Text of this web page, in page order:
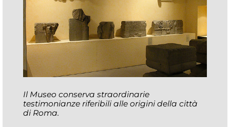
Il Museo conserva straordinarie
testimonianze riferibili alle origini della città
di Roma.